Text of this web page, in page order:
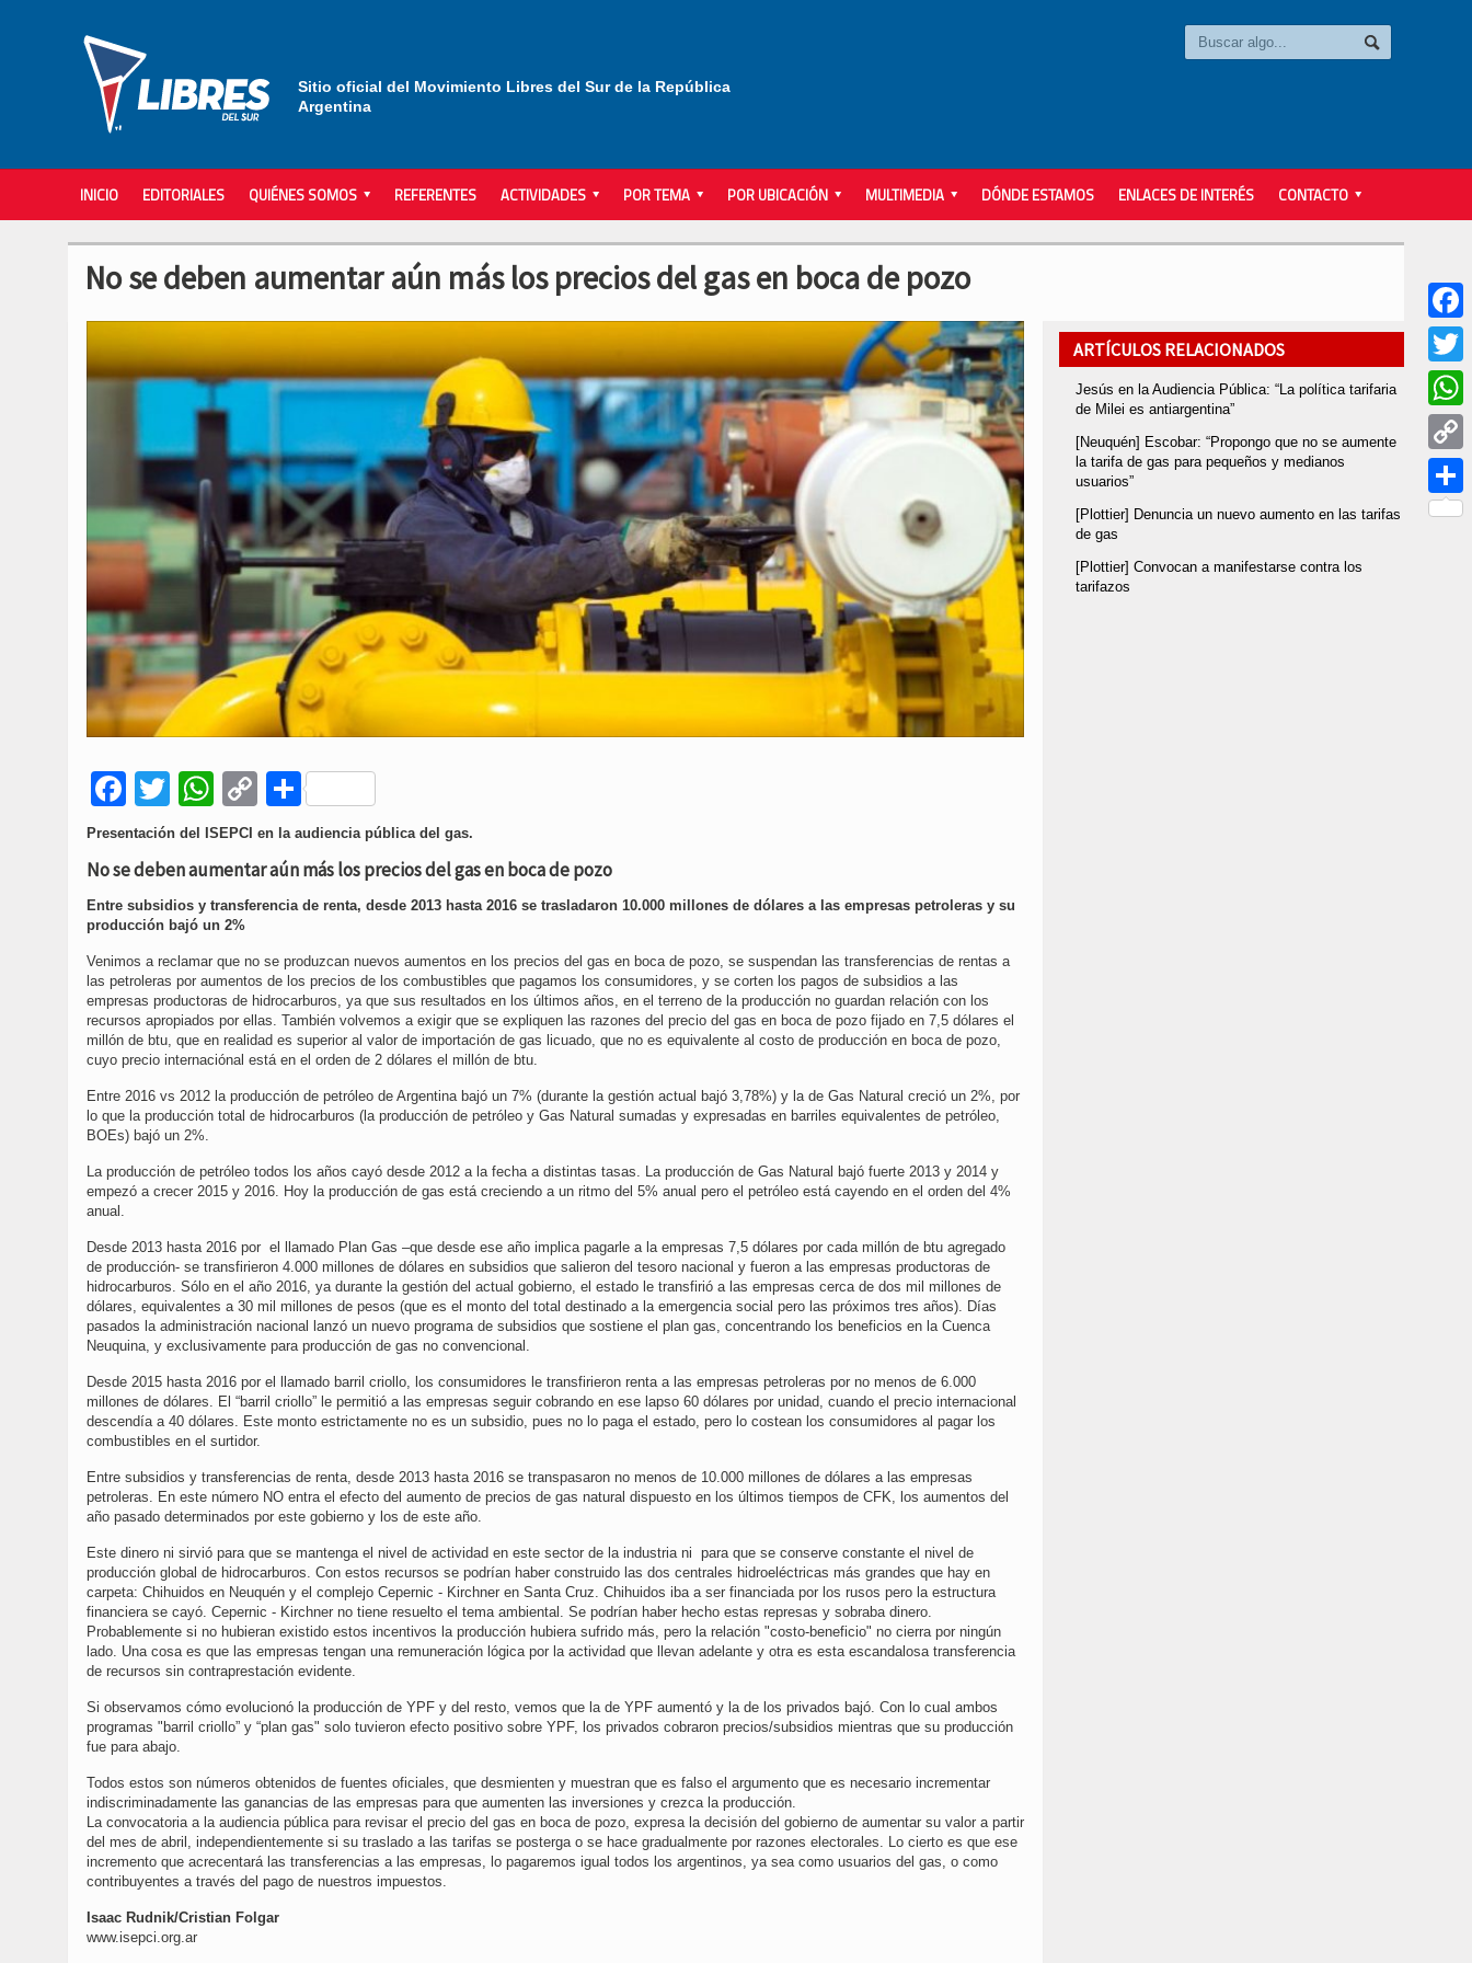
Sitio oficial del Movimiento Libres del Sur de la República
Argentina
INICIO EDITORIALES QUIÉNES SOMOS REFERENTES ACTIVIDADES POR TEMA POR UBICACIÓN MULTIMEDIA DÓNDE ESTAMOS ENLACES DE INTERÉS CONTACTO
No se deben aumentar aún más los precios del gas en boca de pozo
Facebook
TwitterWhatsApp
Copy
Link
Compartir
Presentación del ISEPCI en la audiencia pública del gas.
No se deben aumentar aún más los precios del gas en boca de pozo
Entre subsidios y transferencia de renta, desde 2013 hasta 2016 se trasladaron 10.000 millones de dólares a las empresas petroleras y su
producción bajó un 2%
Venimos a reclamar que no se produzcan nuevos aumentos en los precios del gas en boca de pozo, se suspendan las transferencias de rentas a
las petroleras por aumentos de los precios de los combustibles que pagamos los consumidores, y se corten los pagos de subsidios a las
empresas productoras de hidrocarburos, ya que sus resultados en los últimos años, en el terreno de la producción no guardan relación con los
recursos apropiados por ellas. También volvemos a exigir que se expliquen las razones del precio del gas en boca de pozo fijado en 7,5 dólares el
millón de btu, que en realidad es superior al valor de importación de gas licuado, que no es equivalente al costo de producción en boca de pozo,
cuyo precio internaciónal está en el orden de 2 dólares el millón de btu.
Entre 2016 vs 2012 la producción de petróleo de Argentina bajó un 7% (durante la gestión actual bajó 3,78%) y la de Gas Natural creció un 2%, por
lo que la producción total de hidrocarburos (la producción de petróleo y Gas Natural sumadas y expresadas en barriles equivalentes de petróleo,
BOEs) bajó un 2%.
La producción de petróleo todos los años cayó desde 2012 a la fecha a distintas tasas. La producción de Gas Natural bajó fuerte 2013 y 2014 y
empezó a crecer 2015 y 2016. Hoy la producción de gas está creciendo a un ritmo del 5% anual pero el petróleo está cayendo en el orden del 4%
anual.
Desde 2013 hasta 2016 por el llamado Plan Gas –que desde ese año implica pagarle a la empresas 7,5 dólares por cada millón de btu agregado
de producción- se transfirieron 4.000 millones de dólares en subsidios que salieron del tesoro nacional y fueron a las empresas productoras de
hidrocarburos. Sólo en el año 2016, ya durante la gestión del actual gobierno, el estado le transfirió a las empresas cerca de dos mil millones de
dólares, equivalentes a 30 mil millones de pesos (que es el monto del total destinado a la emergencia social pero las próximos tres años). Días
pasados la administración nacional lanzó un nuevo programa de subsidios que sostiene el plan gas, concentrando los beneficios en la Cuenca
Neuquina, y exclusivamente para producción de gas no convencional.
Desde 2015 hasta 2016 por el llamado barril criollo, los consumidores le transfirieron renta a las empresas petroleras por no menos de 6.000
millones de dólares. El “barril criollo” le permitió a las empresas seguir cobrando en ese lapso 60 dólares por unidad, cuando el precio internacional
descendía a 40 dólares. Este monto estrictamente no es un subsidio, pues no lo paga el estado, pero lo costean los consumidores al pagar los
combustibles en el surtidor.
Entre subsidios y transferencias de renta, desde 2013 hasta 2016 se transpasaron no menos de 10.000 millones de dólares a las empresas
petroleras. En este número NO entra el efecto del aumento de precios de gas natural dispuesto en los últimos tiempos de CFK, los aumentos del
año pasado determinados por este gobierno y los de este año.
Este dinero ni sirvió para que se mantenga el nivel de actividad en este sector de la industria ni para que se conserve constante el nivel de
producción global de hidrocarburos. Con estos recursos se podrían haber construido las dos centrales hidroeléctricas más grandes que hay en
carpeta: Chihuidos en Neuquén y el complejo Cepernic - Kirchner en Santa Cruz. Chihuidos iba a ser financiada por los rusos pero la estructura
financiera se cayó. Cepernic - Kirchner no tiene resuelto el tema ambiental. Se podrían haber hecho estas represas y sobraba dinero.
Probablemente si no hubieran existido estos incentivos la producción hubiera sufrido más, pero la relación "costo-beneficio" no cierra por ningún
lado. Una cosa es que las empresas tengan una remuneración lógica por la actividad que llevan adelante y otra es esta escandalosa transferencia
de recursos sin contraprestación evidente.
Si observamos cómo evolucionó la producción de YPF y del resto, vemos que la de YPF aumentó y la de los privados bajó. Con lo cual ambos
programas "barril criollo” y “plan gas" solo tuvieron efecto positivo sobre YPF, los privados cobraron precios/subsidios mientras que su producción
fue para abajo.
Todos estos son números obtenidos de fuentes oficiales, que desmienten y muestran que es falso el argumento que es necesario incrementar
indiscriminadamente las ganancias de las empresas para que aumenten las inversiones y crezca la producción.
La convocatoria a la audiencia pública para revisar el precio del gas en boca de pozo, expresa la decisión del gobierno de aumentar su valor a partir
del mes de abril, independientemente si su traslado a las tarifas se posterga o se hace gradualmente por razones electorales. Lo cierto es que ese
incremento que acrecentará las transferencias a las empresas, lo pagaremos igual todos los argentinos, ya sea como usuarios del gas, o como
contribuyentes a través del pago de nuestros impuestos.
Isaac Rudnik/Cristian Folgar
www.isepci.org.ar
ARTÍCULOS RELACIONADOS
Jesús en la Audiencia Pública: “La política tarifaria
de Milei es antiargentina”
[Neuquén] Escobar: “Propongo que no se aumente
la tarifa de gas para pequeños y medianos
usuarios”
[Plottier] Denuncia un nuevo aumento en las tarifas
de gas
[Plottier] Convocan a manifestarse contra los
tarifazos
Twitter
Copy
Link